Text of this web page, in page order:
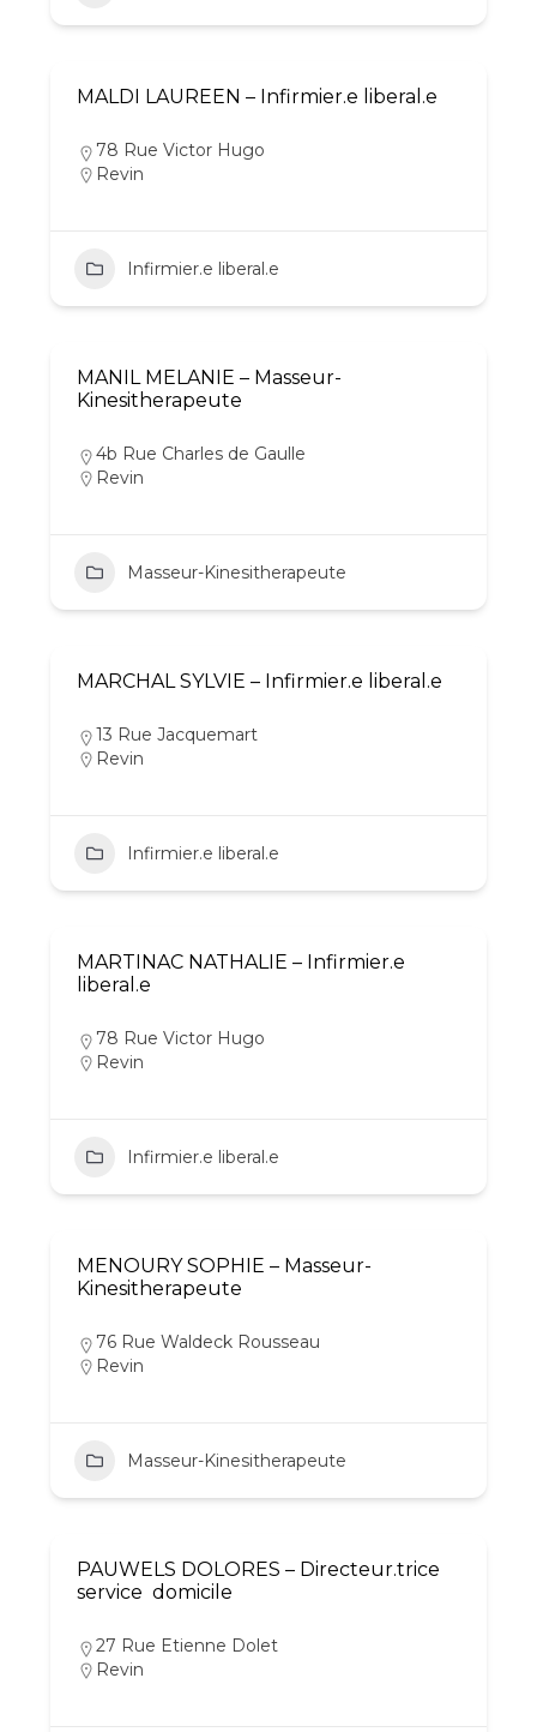
MALDI LAUREEN – Infirmier.e liberal.e
78 Rue Victor Hugo
Revin
Infirmier.e liberal.e
MANIL MELANIE – Masseur-
Kinesitherapeute
4b Rue Charles de Gaulle
Revin
Masseur-Kinesitherapeute
MARCHAL SYLVIE – Infirmier.e liberal.e
13 Rue Jacquemart
Revin
Infirmier.e liberal.e
MARTINAC NATHALIE – Infirmier.e
liberal.e
78 Rue Victor Hugo
Revin
Infirmier.e liberal.e
MENOURY SOPHIE – Masseur-
Kinesitherapeute
76 Rue Waldeck Rousseau
Revin
Masseur-Kinesitherapeute
PAUWELS DOLORES – Directeur.trice
service  domicile
27 Rue Etienne Dolet
Revin